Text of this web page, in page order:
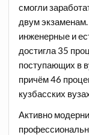
смогли
двум
инженерные и
достигла 35
поступающих в
причём 46
кузбасских
Активно